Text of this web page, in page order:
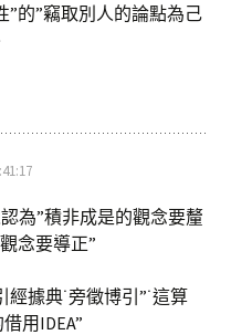
”的”竊取別人的論點為己
為”積非成是的觀念要釐
念要導正”
經據典˙旁徵博引”˙這算
用IDEA”